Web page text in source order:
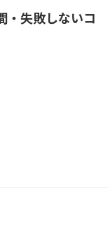
・失敗しないコ